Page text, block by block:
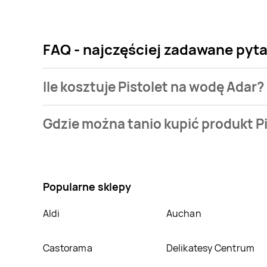
FAQ - najczęściej zadawane
Ile kosztuje Pistolet na wodę Adar?
bazie jest z sieciPepco. Pistolet na wodę Adar
Gdzie można tanio kupić produkt
Popularne sklepy
Aldi Auchan
Castorama Delikatesy Centrum